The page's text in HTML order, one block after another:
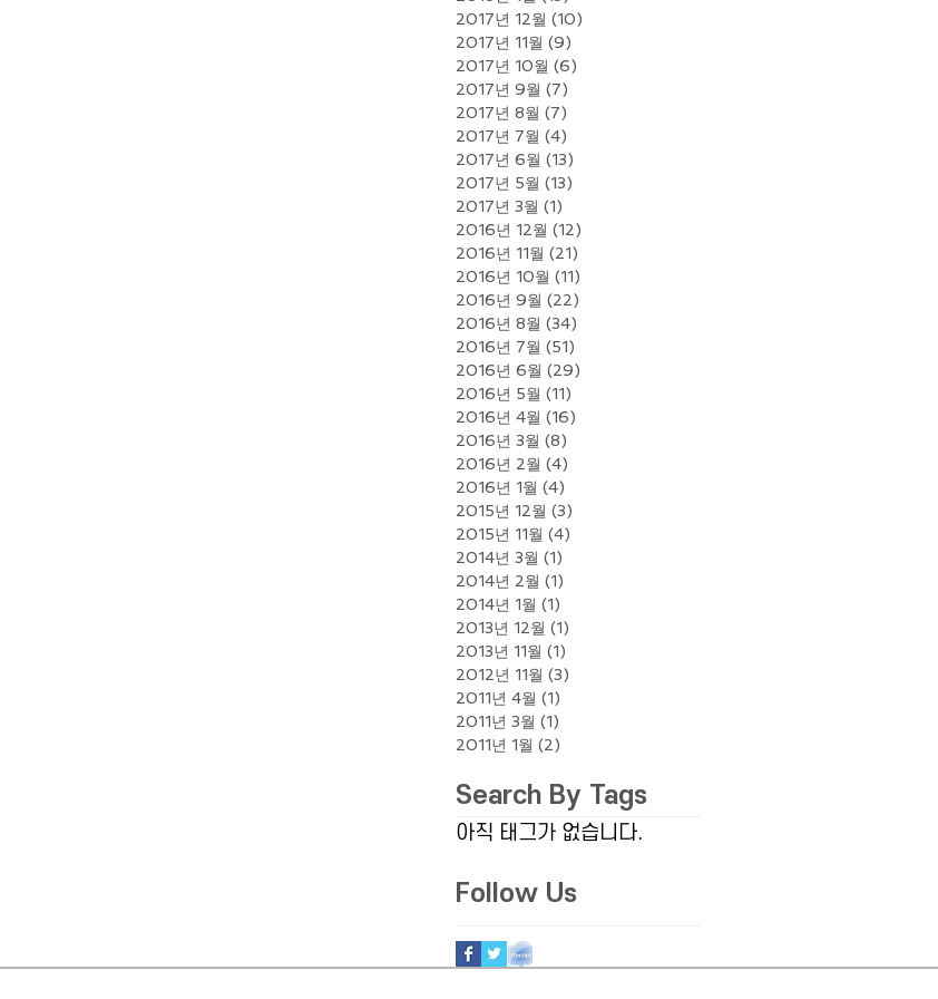
2017년 12월 (10)
2017년 11월 (9)
2017년 10월 (6)
2017년 9월 (7)
2017년 8월 (7)
2017년 7월 (4)
2017년 6월 (13)
2017년 5월 (13)
2017년 3월 (1)
2016년 12월 (12)
2016년 11월 (21)
2016년 10월 (11)
2016년 9월 (22)
2016년 8월 (34)
2016년 7월 (51)
2016년 6월 (29)
2016년 5월 (11)
2016년 4월 (16)
2016년 3월 (8)
2016년 2월 (4)
2016년 1월 (4)
2015년 12월 (3)
2015년 11월 (4)
2014년 3월 (1)
2014년 2월 (1)
2014년 1월 (1)
2013년 12월 (1)
2013년 11월 (1)
2012년 11월 (3)
2011년 4월 (1)
2011년 3월 (1)
2011년 1월 (2)
Search By Tags
아직 태그가 없습니다.
Follow Us